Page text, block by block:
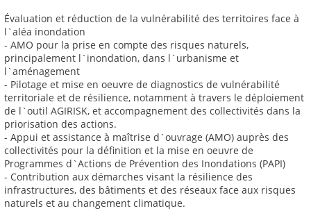
Évaluation et réduction de la vulnérabilité des territoires face à
l`aléa inondation
- AMO pour la prise en compte des risques naturels,
principalement l`inondation, dans l`urbanisme et
l`aménagement
- Pilotage et mise en oeuvre de diagnostics de vulnérabilité
territoriale et de résilience, notamment à travers le déploiement
de l`outil AGIRISK, et accompagnement des collectivités dans la
priorisation des actions.
- Appui et assistance à maîtrise d`ouvrage (AMO) auprès des
collectivités pour la définition et la mise en oeuvre de
Programmes d`Actions de Prévention des Inondations (PAPI)
- Contribution aux démarches visant la résilience des
infrastructures, des bâtiments et des réseaux face aux risques
naturels et au changement climatique.